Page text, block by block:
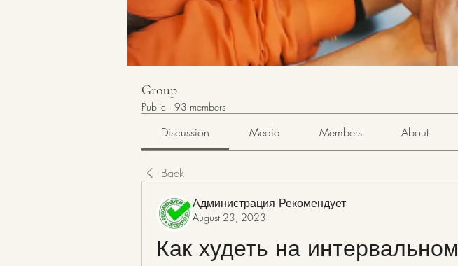
Group
Public · 93 members
Discussion Media Members About
Back
Администрация Рекомендует
August 23, 2023
Как худеть на интервальном